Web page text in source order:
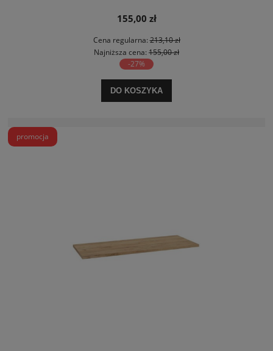
155,00 zł
Cena regularna:213,10 zł
Najniższa cena: 155,00 zł
-27%
DO KOSZYKA
promocja